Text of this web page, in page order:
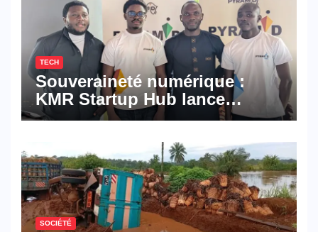
TECH
Souveraineté numérique :
KMR Startup Hub lance
Pyramid Browser et Pyramid
numériques made in
Cameroon
SOCIÉTÉ